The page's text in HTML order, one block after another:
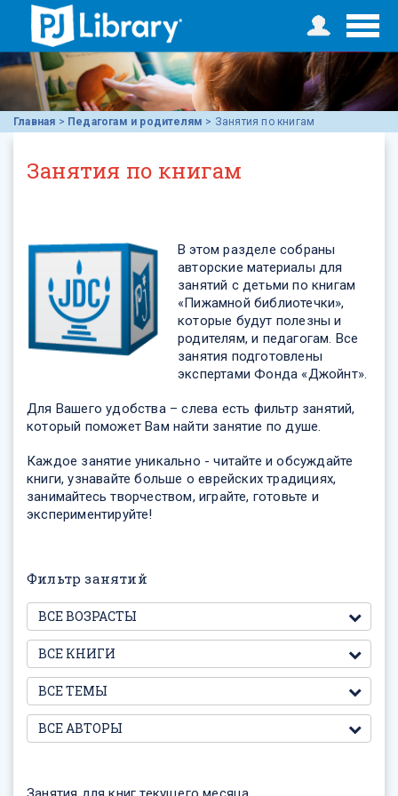
Главная > Педагогам и родителям > Занятия по книгам
Занятия по книгам
В этом разделе собраны
авторские материалы для
занятий с детьми по книгам
«Пижамной библиотечки»,
которые будут полезны и
родителям, и педагогам. Все
занятия подготовлены
экспертами Фонда «Джойнт».
Для Вашего удобства – слева есть фильтр занятий,
который поможет Вам найти занятие по душе.
Каждое занятие уникально - читайте и обсуждайте
книги, узнавайте больше о еврейских традициях,
занимайтесь творчеством, играйте, готовьте и
экспериментируйте!
Фильтр занятий